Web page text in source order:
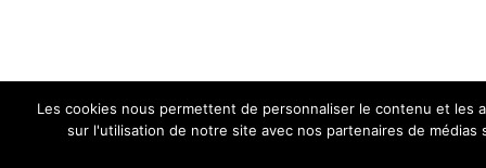
Les cookies nous permettent de personnaliser le contenu et les
sur l'utilisation de notre site avec nos partenaires de